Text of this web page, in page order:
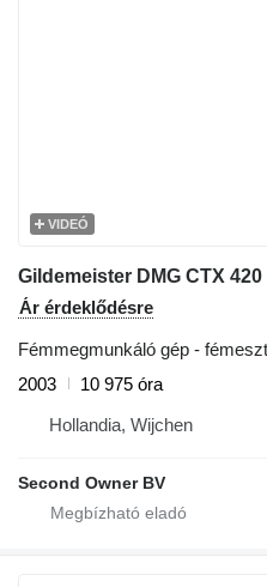
VIDEÓ
Gildemeister DMG CTX
Ár érdeklődésre
Fémmegmunkáló gép -
2003
10 975 óra
Hollandia, Wijchen
Second Owner BV